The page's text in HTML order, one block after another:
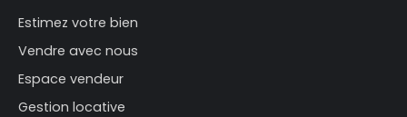
Estimez votre bien
Vendre avec nous
Espace vendeur
Gestion locative